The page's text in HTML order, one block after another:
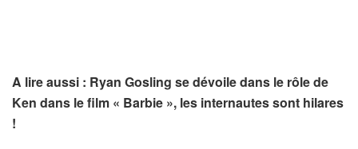
A lire aussi : Ryan Gosling se dévoile dans le rôle de
Ken dans le film « Barbie », les internautes sont hilares
!